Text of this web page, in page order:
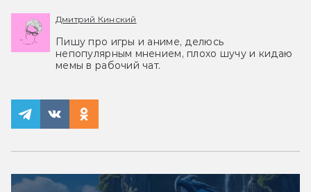
Дмитрий Кинский
Пишу про игры и аниме, делюсь
непопулярным мнением, плохо шучу и кидаю
мемы в рабочий чат.